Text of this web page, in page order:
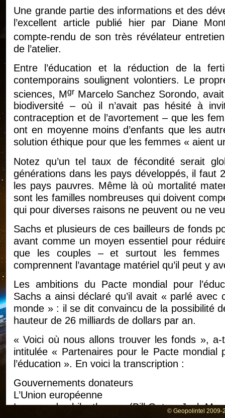
Une grande partie des informations et des
l’excellent article publié hier par Diane
compte-rendu de son très révélateur
de l’atelier.
Entre l’éducation et la réduction de la
contemporains soulignent volontiers. Le
sciences, MgrMarcelo Sanchez Sorondo,
biodiversité – où il n’avait pas hésité à
contraception et de l’avortement – que les
ont en moyenne moins d’enfants que les
solution éthique pour que les femmes « aient
Notez qu’un tel taux de fécondité serait
générations dans les pays développés, il faut
les pays pauvres. Même là où mortalité
sont les familles nombreuses qui doivent
qui pour diverses raisons ne peuvent ou ne
Sachs et plusieurs de ces bailleurs de fonds
avant comme un moyen essentiel pour
que les couples – et surtout les
comprennent l’avantage matériel qu’il peut y
Les ambitions du Pacte mondial pour
Sachs a ainsi déclaré qu’il avait « parlé
monde » : il se dit convaincu de la possibilité
hauteur de 26 milliards de dollars par an.
« Voici où nous allons trouver les fonds »,
intitulée « Partenaires pour le Pacte mondial
l’éducation ». En voici la transcription :
Gouvernements donateurs
L’Union européenne
Les grands philanthropes (Bill Gates, Jack
© Geopolintel 2009-